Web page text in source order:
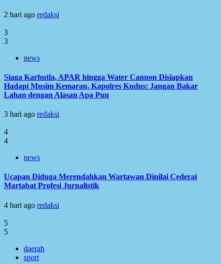
2 hari ago redaksi
3
3
news
Siaga Karhutla, APAR hingga Water Cannon Disiapkan
Hadapi Musim Kemarau, Kapolres Kudus: Jangan Bakar
Lahan dengan Alasan Apa Pun
3 hari ago redaksi
4
4
news
Ucapan Diduga Merendahkan Wartawan Dinilai Cederai
Martabat Profesi Jurnalistik
4 hari ago redaksi
5
5
daerah
sport